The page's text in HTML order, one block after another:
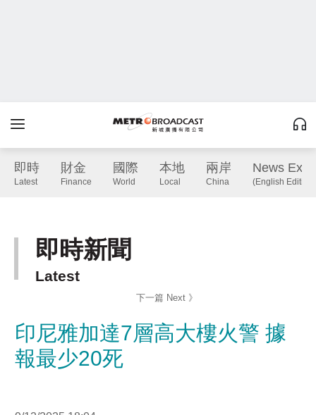
即時
Latest
財金
Finance
國際
World
本地
Local
兩岸
China
News
(English Edition)
即時新聞
Latest
下一篇 Next 》
印尼雅加達7層高大樓火警 據
報最少20死